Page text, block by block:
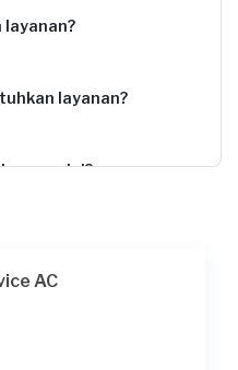
layanan?
layanan?
ini?
+ Rp3.850 (biaya
AC